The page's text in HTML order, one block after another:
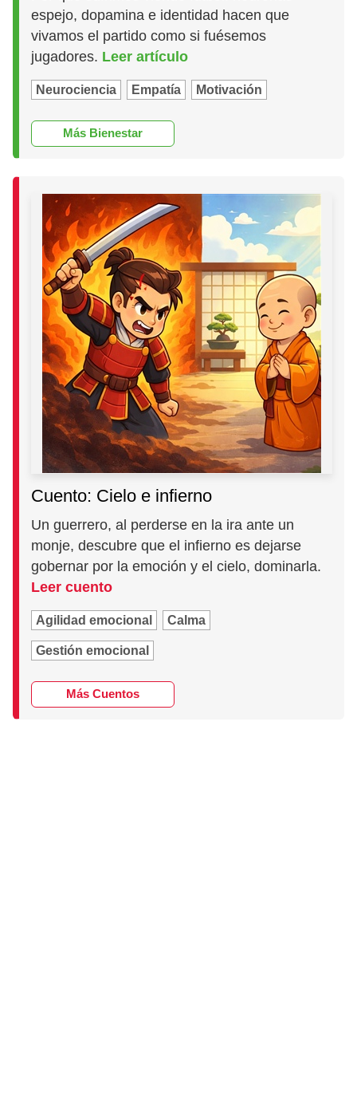
espejo, dopamina e identidad hacen que
vivamos el partido como si fuésemos
jugadores. Leer artículo
Neurociencia Empatía Motivación
Más Bienestar
Cuento: Cielo e infierno
Un guerrero, al perderse en la ira ante un
monje, descubre que el infierno es dejarse
gobernar por la emoción y el cielo, dominarla.
Leer cuento
Agilidad emocional Calma
Gestión emocional
Más Cuentos